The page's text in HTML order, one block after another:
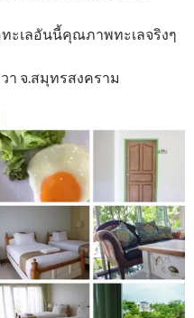
ะเลอันนี้คุณภาพทะเลจริงๆ
า จ.สมุทรสงคราม